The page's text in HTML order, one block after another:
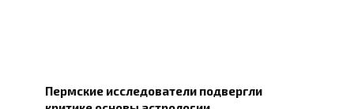
Пермские исследователи подвергли